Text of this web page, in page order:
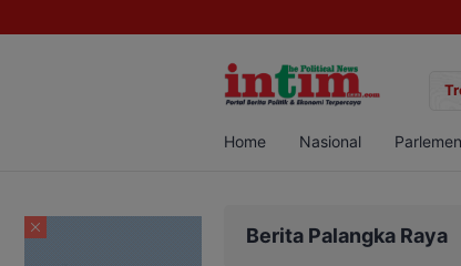
Sabu di Pangkalan Bun, Dua Pelaku Diamankan
Home Nasional Parlemen
Berita Palangka Raya